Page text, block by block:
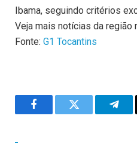
Ibama, seguindo critérios
Veja mais notícias da região
Fonte: G1 Tocantins
FacebookTwitter